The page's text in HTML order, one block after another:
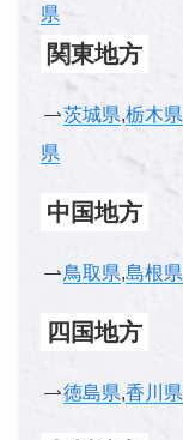
県
関東地方
茨城県,栃木県
県
中国地方
鳥取県,島根県
四国地方
徳島県,香川県